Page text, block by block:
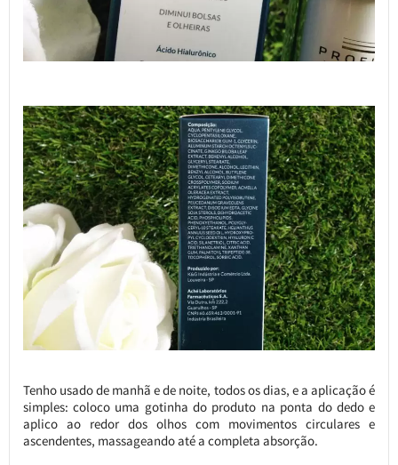
Tenho usado de manhã e de noite, todos os dias, e a aplicação é
simples: coloco uma gotinha do produto na ponta do dedo e
aplico ao redor dos olhos com movimentos circulares e
ascendentes, massageando até a completa absorção.